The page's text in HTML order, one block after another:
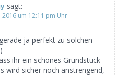
sagt:
2016 um 12:11 pm Uhr
ja perfekt zu solchen
ihr ein schönes Grundstück
wird sicher noch anstrengend,